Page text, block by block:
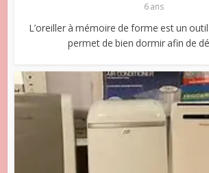
6 ans
L’oreiller à mémoire de forme est un
permet de bien dormir afin de